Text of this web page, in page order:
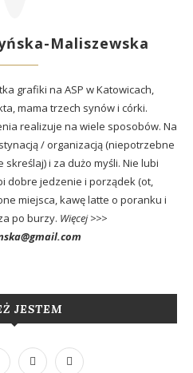
Maliszewska
grafiki na ASP w Katowicach,
mama trzech synów i córki.
realizuje na wiele sposobów. Na
/ organizacją (niepotrzebne
skreślaj) i za dużo myśli. Nie lubi
dobre jedzenie i porządek (ot,
miejsca, kawę latte o poranku i
po burzy. Więcej >>>
JESTEM